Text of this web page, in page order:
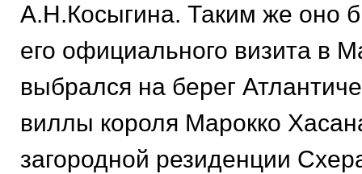
А.Н.Косыгина. Таким же оно
его официального визита в
выбрался на берег
виллы короля Марокко
загородной резиденции